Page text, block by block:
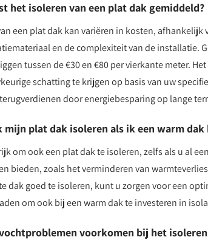
het isoleren van een plat dak gemiddeld?
een plat dak kan variëren in kosten,
en de complexiteit van de installatie.
tussen de €30 en €80 per vierkante meter.
schatting te krijgen op basis van uw
door energiebesparing op lange
mijn plat dak isoleren als ik een warm dak
om ook een plat dak te isoleren, zelfs als u al
bieden, zoals het verminderen van
dak goed te isoleren, kunt u zorgen voor een
om ook bij een warm dak te investeren in
voorkomen bij het